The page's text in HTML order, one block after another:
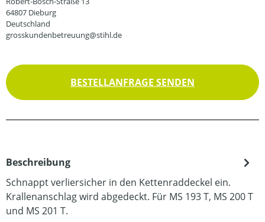
64807 Dieburg
Deutschland
grosskundenbetreuung@stihl.de
BESTELLANFRAGE SENDEN
Beschreibung
Schnappt verliersicher in den Kettenraddeckel ein.
Krallenanschlag wird abgedeckt. Für MS 193 T, MS 200 T
und MS 201 T.